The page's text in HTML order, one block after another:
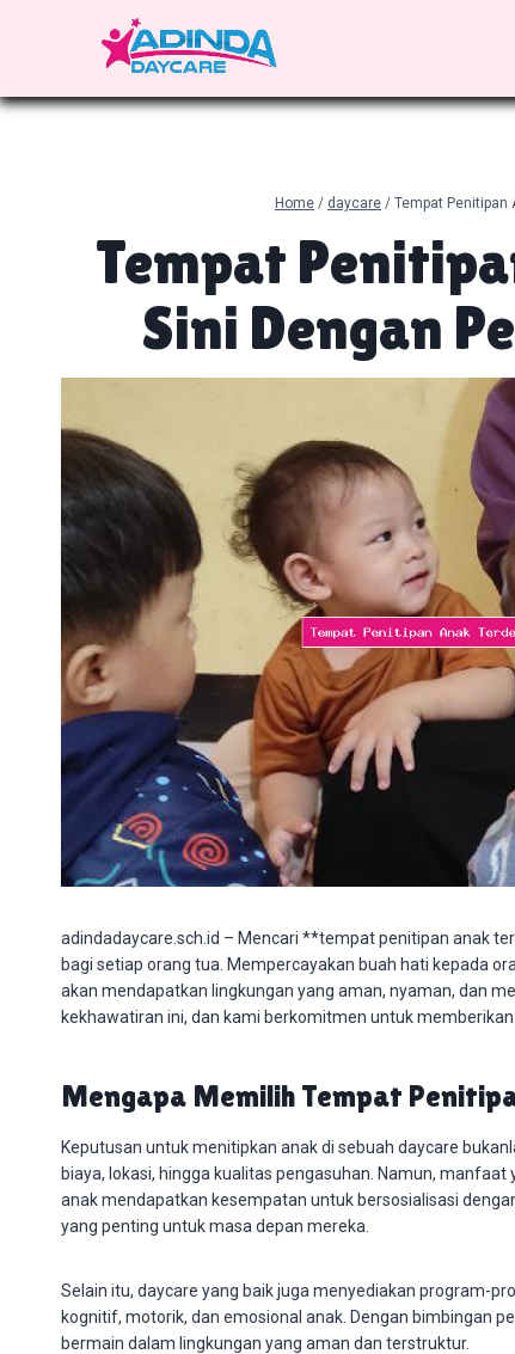
Home / daycare / Tempat Penitipan
Tempat
Sini Dengan
adindadaycare.sch.id – Mencari **tempat penitipan anak
bagi setiap orang tua. Mempercayakan buah hati kepada
akan mendapatkan lingkungan yang aman, nyaman, dan
kekhawatiran ini, dan kami berkomitmen untuk
Mengapa Memilih Tempat
Keputusan untuk menitipkan anak di sebuah daycare
biaya, lokasi, hingga kualitas pengasuhan. Namun,
anak mendapatkan kesempatan untuk bersosialisasi
yang penting untuk masa depan mereka.
Selain itu, daycare yang baik juga menyediakan program-
kognitif, motorik, dan emosional anak. Dengan bimbingan
bermain dalam lingkungan yang aman dan terstruktur.